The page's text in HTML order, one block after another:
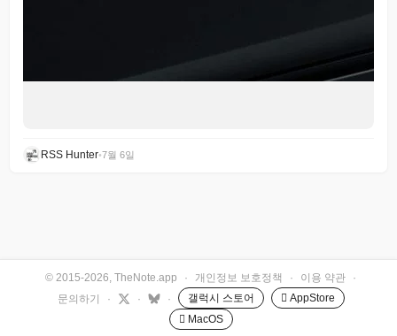
RSS Hunter•7월 6일
© 2015-2026, TheNote.app · 개인정보 보호정책 · 이용 약관
·
문의하기
· · · 갤럭시 스토어
 AppStore
 MacOS